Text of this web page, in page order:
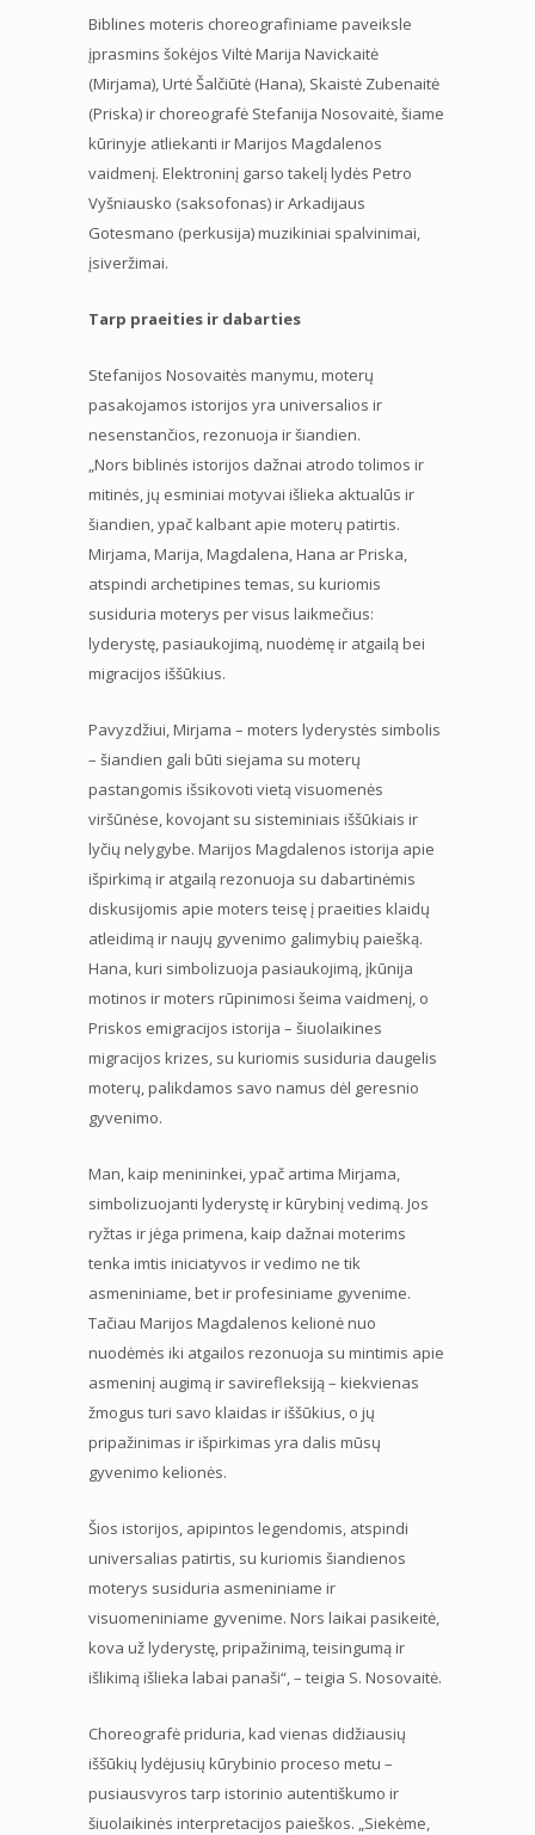
Biblines moteris choreografiniame paveiksle
įprasmins šokėjos Viltė Marija Navickaitė
(Mirjama), Urtė Šalčiūtė (Hana), Skaistė Zubenaitė
(Priska) ir choreografė Stefanija Nosovaitė, šiame
kūrinyje atliekanti ir Marijos Magdalenos
vaidmenį. Elektroninį garso takelį lydės Petro
Vyšniausko (saksofonas) ir Arkadijaus
Gotesmano (perkusija) muzikiniai spalvinimai,
įsiveržimai.
Tarp praeities ir dabarties
Stefanijos Nosovaitės manymu, moterų
pasakojamos istorijos yra universalios ir
nesenstančios, rezonuoja ir šiandien.
„Nors biblinės istorijos dažnai atrodo tolimos ir
mitinės, jų esminiai motyvai išlieka aktualūs ir
šiandien, ypač kalbant apie moterų patirtis.
Mirjama, Marija, Magdalena, Hana ar Priska,
atspindi archetipines temas, su kuriomis
susiduria moterys per visus laikmečius:
lyderystę, pasiaukojimą, nuodėmę ir atgailą bei
migracijos iššūkius.
Pavyzdžiui, Mirjama – moters lyderystės simbolis
– šiandien gali būti siejama su moterų
pastangomis išsikovoti vietą visuomenės
viršūnėse, kovojant su sisteminiais iššūkiais ir
lyčių nelygybe. Marijos Magdalenos istorija apie
išpirkimą ir atgailą rezonuoja su dabartinėmis
diskusijomis apie moters teisę į praeities klaidų
atleidimą ir naujų gyvenimo galimybių paiešką.
Hana, kuri simbolizuoja pasiaukojimą, įkūnija
motinos ir moters rūpinimosi šeima vaidmenį, o
Priskos emigracijos istorija – šiuolaikines
migracijos krizes, su kuriomis susiduria daugelis
moterų, palikdamos savo namus dėl geresnio
gyvenimo.
Man, kaip menininkei, ypač artima Mirjama,
simbolizuojanti lyderystę ir kūrybinį vedimą. Jos
ryžtas ir jėga primena, kaip dažnai moterims
tenka imtis iniciatyvos ir vedimo ne tik
asmeniniame, bet ir profesiniame gyvenime.
Tačiau Marijos Magdalenos kelionė nuo
nuodėmės iki atgailos rezonuoja su mintimis apie
asmeninį augimą ir savirefleksiją – kiekvienas
žmogus turi savo klaidas ir iššūkius, o jų
pripažinimas ir išpirkimas yra dalis mūsų
gyvenimo kelionės.
Šios istorijos, apipintos legendomis, atspindi
universalias patirtis, su kuriomis šiandienos
moterys susiduria asmeniniame ir
visuomeniniame gyvenime. Nors laikai pasikeitė,
kova už lyderystę, pripažinimą, teisingumą ir
išlikimą išlieka labai panaši“, – teigia S. Nosovaitė.
Choreografė priduria, kad vienas didžiausių
iššūkių lydėjusių kūrybinio proceso metu –
pusiausvyros tarp istorinio autentiškumo ir
šiuolaikinės interpretacijos paieškos. „Siekėme,